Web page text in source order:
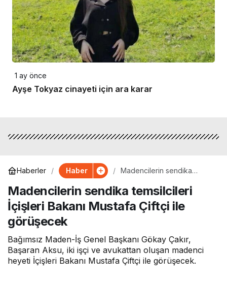
1 ay önce
Ayşe Tokyaz cinayeti için ara karar
Haberler Haber
Madencilerin sendika
Mustafa Çiftçi ile görüşecek
Madencilerin sendika temsilcileri
İçişleri Bakanı Mustafa Çiftçi ile
görüşecek
Bağımsız Maden-İş Genel Başkanı Gökay Çakır,
Başaran Aksu, iki işçi ve avukattan oluşan madenci
heyeti İçişleri Bakanı Mustafa Çiftçi ile görüşecek.